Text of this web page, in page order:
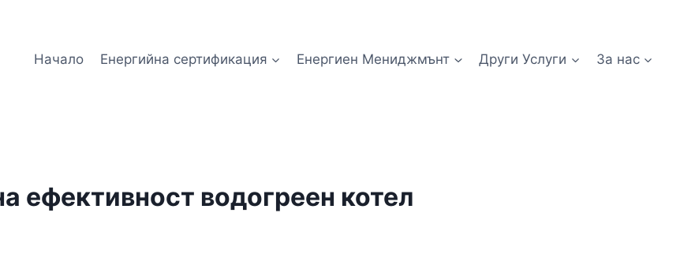
Начало
Енергийна сертификация Енергиен Мениджмънт Други Услуги За нас
ефективност водогреен котел